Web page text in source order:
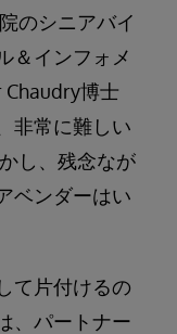
のシニアバイ
＆インフォメ
博士
非常に難しい
し、残念なが
ベンダーはい
て片付けるの
、パートナー